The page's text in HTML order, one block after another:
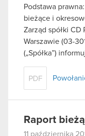
Podstawa
bieżące i
Zarząd spółki CD
Warszawie (03-
(„Spółka”)
PDF
Raport
11 października